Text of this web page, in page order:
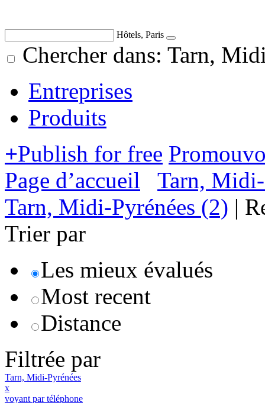
Hôtels, Paris
Chercher dans: Tarn,
Entreprises
Produits
+Publish for free
Page d’accueil
Tarn,
Tarn, Midi-Pyrénées (2) |
Trier par
Les mieux évalués
Most recent
Distance
Filtrée par
Tarn, Midi-Pyrénées
x
voyant par téléphone